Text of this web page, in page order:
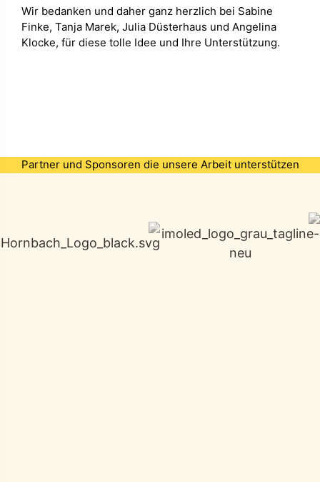
Wir bedanken und daher ganz herzlich bei Sabine
Finke, Tanja Marek, Julia Düsterhaus und Angelina
Klocke, für diese tolle Idee und Ihre Unterstützung.
Partner und Sponsoren die unsere Arbeit unterstützen